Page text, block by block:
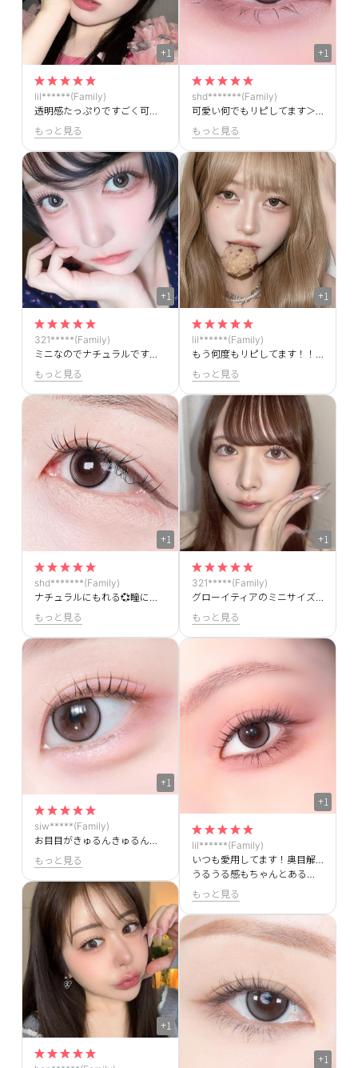
+1
lil******(Family)
透明感たっぷりですごく可愛いです！✨
もっと見る
+1
321*****(Family)
ミニなのでナチュラルですけどちゃんともれて可愛いです
もっと見る
+1
shd*******(Family)
もっと見る
+1
siw*****(Family)
お目目がきゅるんきゅるんめちゃくちゃ可愛いです＞＜もう何回もリピしてます！！
もっと見る
+1
+1
shd*******(Family)
もっと見る
+1
lil******(Family)
もっと見る
+1
321*****(Family)
もっと見る
+1
lil******(Family)
うるうる感もちゃんとある！！！
もっと見る
+1